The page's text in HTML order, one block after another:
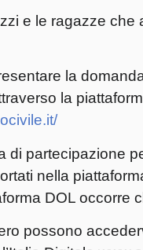
e le ragazze
la
la
partecipazione
nella
DOL occorre
possono